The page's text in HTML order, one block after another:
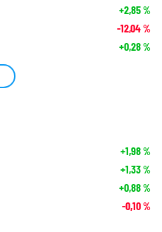
+2,85%
-12,04%
+0,28%
+1,98%
+1,33%
+0,88%
-0,10%